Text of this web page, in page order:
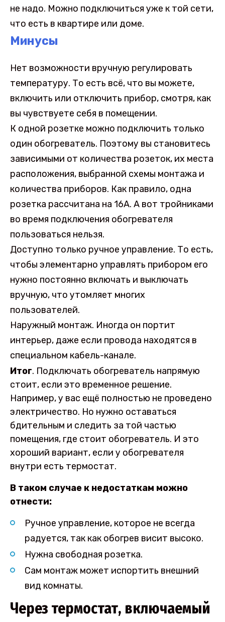
не надо. Можно подключиться уже к той сети,
что есть в квартире или доме.
Минусы
Нет возможности вручную регулировать
температуру. То есть всё, что вы можете,
включить или отключить прибор, смотря, как
вы чувствуете себя в помещении.
К одной розетке можно подключить только
один обогреватель. Поэтому вы становитесь
зависимыми от количества розеток, их места
расположения, выбранной схемы монтажа и
количества приборов. Как правило, одна
розетка рассчитана на 16А. А вот тройниками
во время подключения обогревателя
пользоваться нельзя.
Доступно только ручное управление. То есть,
чтобы элементарно управлять прибором его
нужно постоянно включать и выключать
вручную, что утомляет многих
пользователей.
Наружный монтаж. Иногда он портит
интерьер, даже если провода находятся в
специальном кабель-канале.
Итог. Подключать обогреватель напрямую
стоит, если это временное решение.
Например, у вас ещё полностью не проведено
электричество. Но нужно оставаться
бдительным и следить за той частью
помещения, где стоит обогреватель. И это
хороший вариант, если у обогревателя
внутри есть термостат.
В таком случае к недостаткам можно
отнести:
Ручное управление, которое не всегда
радуется, так как обогрев висит высоко.
Нужна свободная розетка.
Сам монтаж может испортить внешний
вид комнаты.
Через термостат, включаемый